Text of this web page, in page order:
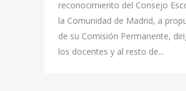
reconocimiento del Consejo
la Comunidad de Madrid, a
de su Comisión Permanente,
los docentes y al resto de...